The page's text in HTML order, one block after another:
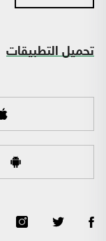
تحميل التطبيقات